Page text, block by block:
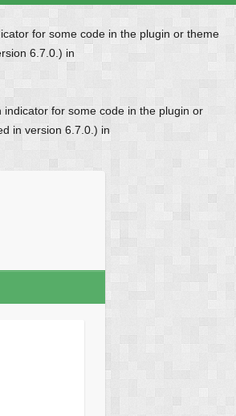
for some code in the plugin or theme
6.7.0.) in
for some code in the plugin or
in version 6.7.0.) in